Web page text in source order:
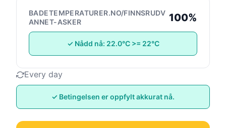
BADETEMPERATURER.NO/FINNSRUDV
ANNET-ASKER
100%
✓ Nådd nå: 22.0°C >= 22°C
Every day
✓ Betingelsen er oppfylt akkurat nå.